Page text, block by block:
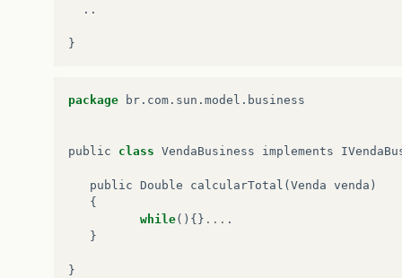
..
}
package br . com . sun . model . business
public class VendaBusiness implements
public Double calcularTotal (Venda venda )
{
while(){} ... .
}
}